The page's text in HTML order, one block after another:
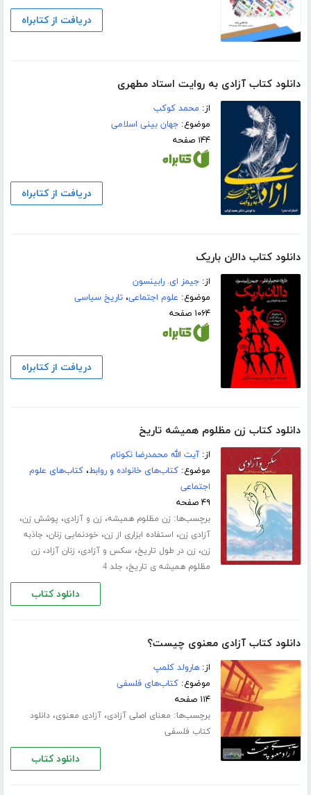
دریافت از کتابراه
دانلود کتاب آزادی به روایت استاد مطهری
از: محمد کوکب
موضوع:جهان بینی اسلامی
۱۴۴ صفحه
دریافت از کتابراه
دانلود کتاب دالان باریک
از:جیمز ای. رابینسون
موضوع: علوم اجتماعی،تاریخ سیاسی
۱۰۶۴ صفحه
دریافت از کتابراه
دانلود کتاب زن مظلوم همیشه تاریخ
از:آیت الله محمدرضا نکونام
موضوع:کتاب‌های خانواده و روابط،کتاب‌های علوم
اجتماعی
۴۹ صفحه
برچسب‌ها: زن مظلوم همیشه، زن و آزادی، پوشش زن،
آزادی زن، استفاده ابزاری از زن، خودنمایی زنان، جاذبه
زن، زن در طول تاریخ، سکس و آزادی، زنان آزاد، زن
مظلوم همیشه ی تاریخ، جلد 4
دانلود کتاب
دانلود کتاب آزادی معنوی چیست؟
از:هارولد کلمپ
موضوع:کتاب‌های فلسفی
۱۱۴ صفحه
برچسب‌ها: معنای اصلی آزادی،آزادی معنوی،دانلود
کتاب فلسفی
دانلود کتاب